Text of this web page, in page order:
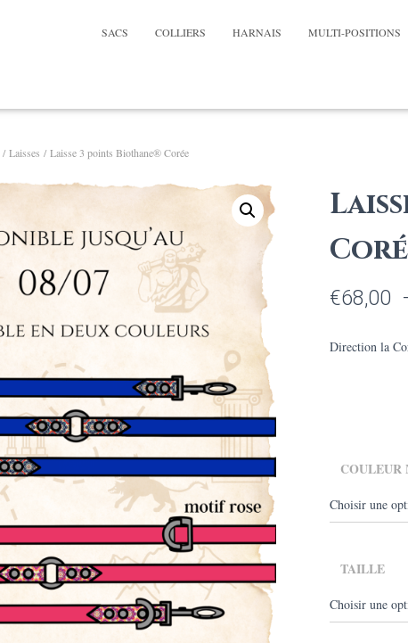
SACS COLLIERS HARNAIS MULTI-POSITIONS
/Laisses / Laisse 3 points Biothane® Corée
€68,00
Direction la
COULEUR
TAILLE